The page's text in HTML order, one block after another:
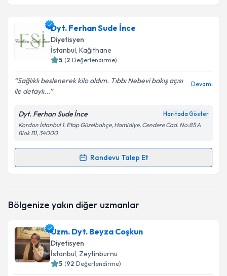
Dyt. Ferhan Sude İnce
Diyetisyen
İstanbul, Kağıthane
5 (2 Değerlendirme)
Sağlıklı beslenerek kilo aldım. Tıbbı Nebevi bakış açısı
ile detaylı...
Devamı
Dyt. Ferhan Sude İnce Haritada Göster
Kordon İstanbul 1. Etap Güzelbahçe, Hamidiye, Cendere Cad. No:85 A
Blok B1, 34000
Randevu Talep Et
Randevu Takvimi Talebi
oluşturun. Size bu uzmandan randevu almanız için bir
E-posta Adresiniz
Bölgenize yakın diğer uzmanlar
Uzm. Dyt. Beyza Coşkun
Diyetisyen
İstanbul, Zeytinburnu
5 (92 Değerlendirme)